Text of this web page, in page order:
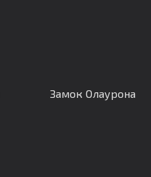
Замок Олаурона